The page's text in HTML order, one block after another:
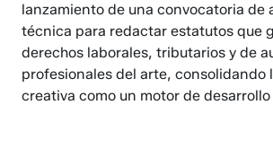
lanzamiento de una convocatoria de
técnica para redactar estatutos que
derechos laborales, tributarios y de
profesionales del arte, consolidando
creativa como un motor de